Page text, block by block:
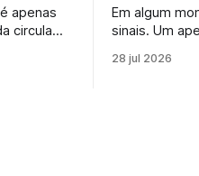
apenas
circula
se
Em algum
sinais. Um
cansaço que
28 jul 2026